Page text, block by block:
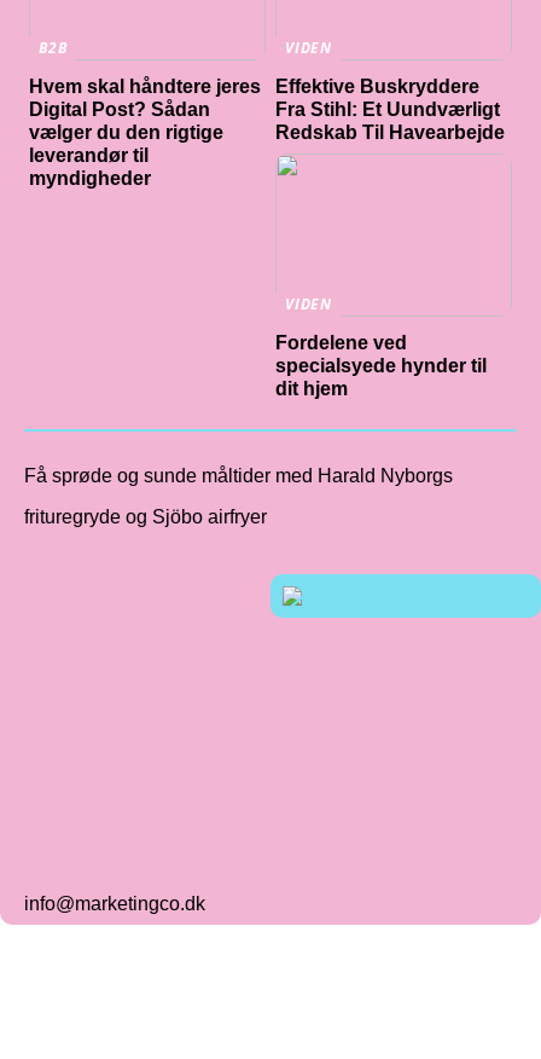
B2B
Hvem skal håndtere jeres
Digital Post? Sådan
vælger du den rigtige
leverandør til
myndigheder
VIDEN
Effektive Buskryddere
Fra Stihl: Et Uundværligt
Redskab Til Havearbejde
VIDEN
Fordelene ved
specialsyede hynder til
dit hjem
Få sprøde og sunde måltider med Harald Nyborgs
frituregryde og Sjöbo airfryer
info@marketingco.dk